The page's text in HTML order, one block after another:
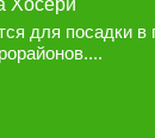
для посадки в